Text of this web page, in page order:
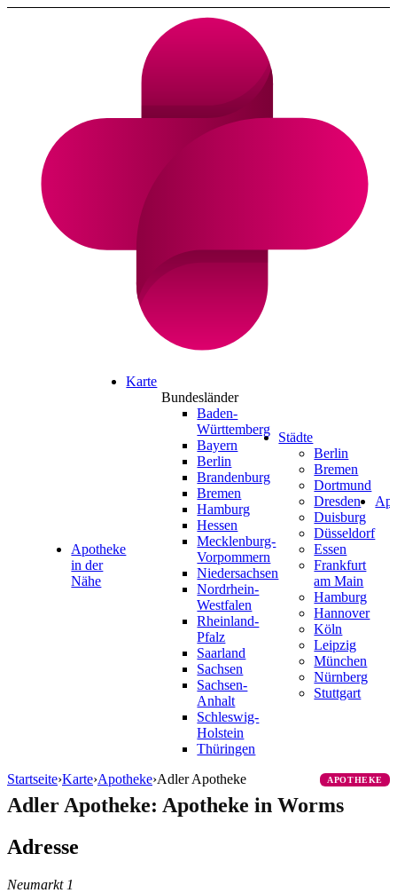
Apotheke
in der
Nähe
Karte
Bundesländer
Baden-
Württemberg
Bayern
Berlin
Brandenburg
Bremen
Hamburg
Hessen
Mecklenburg-
Vorpommern
Niedersachsen
Nordrhein-
Westfalen
Rheinland-
Pfalz
Saarland
Sachsen
Sachsen-
Anhalt
Schleswig-
Holstein
Thüringen
Städte
Berlin
Bremen
Dortmund
Dresden
Duisburg
Düsseldorf
Essen
Frankfurt
am Main
Hamburg
Hannover
Köln
Leipzig
München
Nürnberg
Stuttgart
Startseite›Karte›Apotheke›Adler Apotheke APOTHEKE
Adler Apotheke: Apotheke in Worms
Adresse
Neumarkt 1